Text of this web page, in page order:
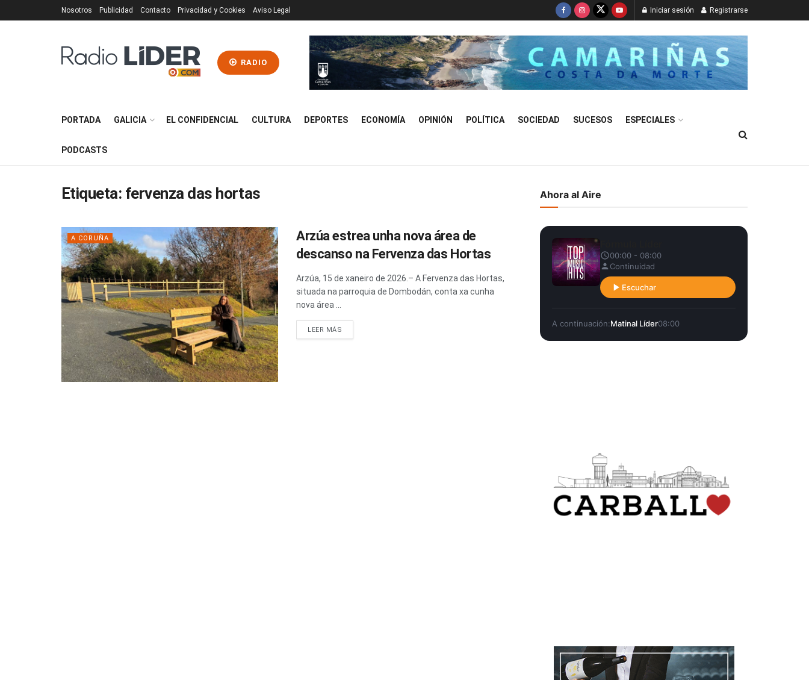
Nosotros Publicidad Contacto Privacidad y Cookies Aviso Legal Iniciar sesión Registrarse
RADIO
PORTADA GALICIA EL CONFIDENCIAL CULTURA DEPORTES ECONOMÍA OPINIÓN POLÍTICA SOCIEDAD SUCESOS ESPECIALES
PODCASTS
Etiqueta: fervenza das hortas
A CORUÑA
Arzúa estrea unha nova área de
descanso na Fervenza das Hortas
Arzúa, 15 de xaneiro de 2026.– A Fervenza das Hortas,
situada na parroquia de Dombodán, conta xa cunha
nova área ...
LEER MÁS
Ahora al Aire
00:00 - 08:00
Continuidad
Escuchar
A continuación:Matinal Líder08:00